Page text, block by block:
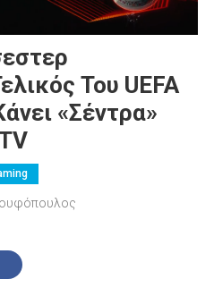
Του UEFA
«σέντρα»